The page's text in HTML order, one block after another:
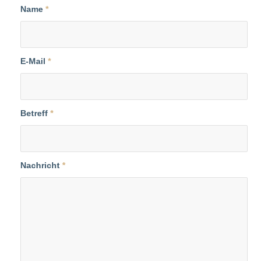
Name *
E-Mail *
Betreff *
Nachricht *